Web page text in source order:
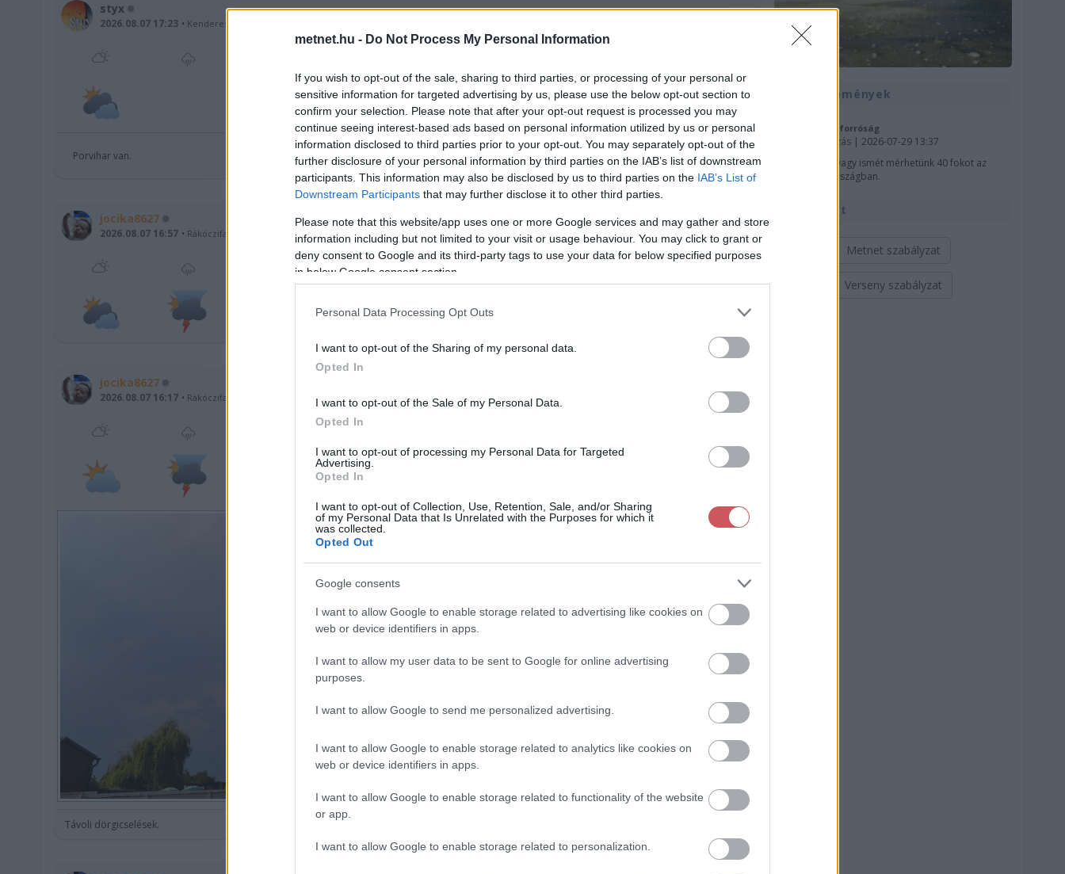
metnet.hu - Do Not Process My Personal Information
If you wish to opt-out of the sale, sharing to third parties, or processing of your personal or
sensitive information for targeted advertising by us, please use the below opt-out section to
confirm your selection. Please note that after your opt-out request is processed you may
continue seeing interest-based ads based on personal information utilized by us or personal
information disclosed to third parties prior to your opt-out. You may separately opt-out of the
further disclosure of your personal information by third parties on the IAB’s list of downstream
participants. This information may also be disclosed by us to third parties on the IAB’s List of
Downstream Participants that may further disclose it to other third parties.
Please note that this website/app uses one or more Google services and may gather and store
information including but not limited to your visit or usage behaviour. You may click to grant or
deny consent to Google and its third-party tags to use your data for below specified purposes
in below Google consent section.
Personal Data Processing Opt Outs
I want to opt-out of the Sharing of my personal data.
Opted In
I want to opt-out of the Sale of my Personal Data.
Opted In
I want to opt-out of processing my Personal Data for Targeted
Advertising.
Opted In
I want to opt-out of Collection, Use, Retention, Sale, and/or Sharing
of my Personal Data that Is Unrelated with the Purposes for which it
was collected.
Opted Out
Google consents
I want to allow Google to enable storage related to advertising like cookies on
web or device identifiers in apps.
I want to allow my user data to be sent to Google for online advertising
purposes.
I want to allow Google to send me personalized advertising.
I want to allow Google to enable storage related to analytics like cookies on
web or device identifiers in apps.
I want to allow Google to enable storage related to functionality of the website
or app.
I want to allow Google to enable storage related to personalization.
styx
2026.08.07 17:23 Kenderes
Porvihar van.
jocika8627
2026.08.07 16:57 Rákóczifalva J.-N.-Szolnok
31 % 1012,7hPa
jocika8627
2026.08.07 16:17 Rákóczifalva
30%
Távoli dörgicselések.
Hírek, események
Újra támad a forróság
Időjárás-változás | 2026-07-29 13:37
Avagy ismét mérhetünk 40 fokot az
országban.
Szabályzat
Metnet szabályzat
Verseny szabályzat